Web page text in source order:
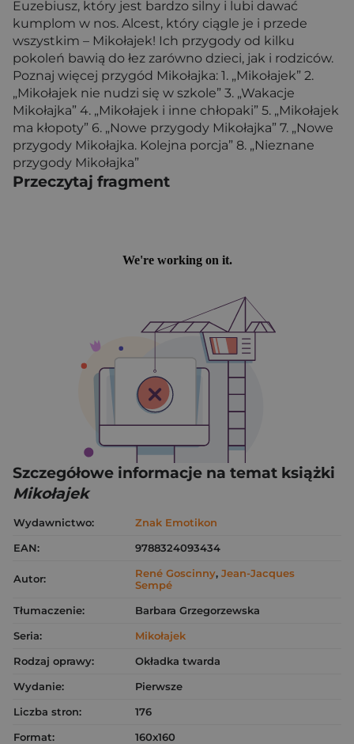
Euzebiusz, który jest bardzo silny i lubi dawać
kumplom w nos. Alcest, który ciągle je i przede
wszystkim – Mikołajek! Ich przygody od kilku
pokoleń bawią do łez zarówno dzieci, jak i rodziców.
Poznaj więcej przygód Mikołajka: 1. „Mikołajek” 2.
„Mikołajek nie nudzi się w szkole” 3. „Wakacje
Mikołajka” 4. „Mikołajek i inne chłopaki” 5. „Mikołajek
ma kłopoty” 6. „Nowe przygody Mikołajka” 7. „Nowe
przygody Mikołajka. Kolejna porcja” 8. „Nieznane
przygody Mikołajka”
Przeczytaj fragment
Szczegółowe informacje na temat książki
Mikołajek
Wydawnictwo:
Znak Emotikon
EAN:
9788324093434
Autor: René Goscinny, Jean-Jacques
Sempé
Tłumaczenie:
Barbara Grzegorzewska
Seria:
Mikołajek
Rodzaj oprawy:
Okładka twarda
Wydanie:
Pierwsze
Liczba stron:
176
Format:
160x160